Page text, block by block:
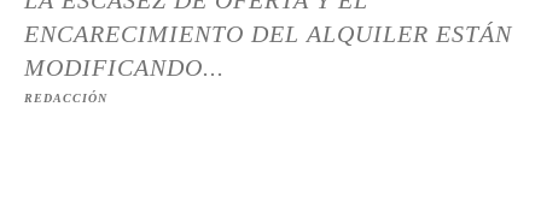
ENCARECIMIENTO DEL ALQUILER ESTÁN
MODIFICANDO...
REDACCIÓN